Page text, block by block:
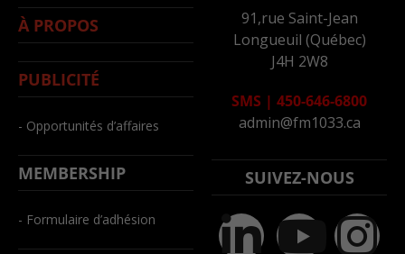
À PROPOS
PUBLICITÉ
- Opportunités d’affaires
MEMBERSHIP
- Formulaire d’adhésion
91,rue Saint-Jean
Longueuil (Québec)
J4H 2W8
SMS | 450-646-6800
admin@fm1033.ca
SUIVEZ-NOUS